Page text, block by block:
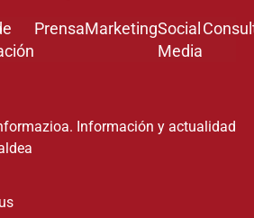
PrensaMarketingSocial
Media
Información y actualidad